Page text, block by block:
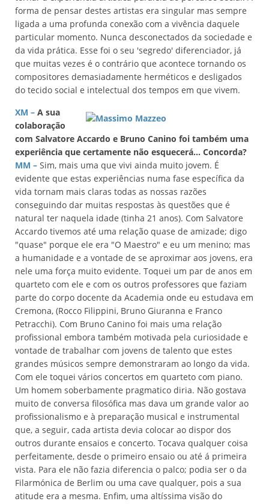
forma de pensar destes artistas era singular mas sempre
ligada a uma profunda conexão com a vivência daquele
particular momento. Nunca desconectados da sociedade e
da vida prática. Esse foi o seu 'segredo' diferenciador, já
que muitas vezes é o contrário que acontece tornando os
compositores demasiadamente herméticos e desligados
do tecido social e intelectual dos tempos em que vivem.
XM – A sua
colaboração
com Salvatore Accardo e Bruno Canino foi também uma
experiência que certamente não esquecerá... Concorda?
MM – Sim, mais uma que vivi ainda muito jovem. É
evidente que estas experiências numa fase específica da
vida tornam mais claras todas as nossas razões
conseguindo dar muitas respostas às questões que é
natural ter naquela idade (tinha 21 anos). Com Salvatore
Accardo tivemos até uma relação quase de amizade; digo
"quase" porque ele era "O Maestro" e eu um menino; mas
a humanidade e a vontade de se aproximar aos jovens, era
nele uma força muito evidente. Toquei um par de anos em
quarteto com ele e com os outros professores que faziam
parte do corpo docente da Academia onde eu estudava em
Cremona, (Rocco Filippini, Bruno Giuranna e Franco
Petracchi). Com Bruno Canino foi mais uma relação
profissional embora também motivada pela curiosidade e
vontade de trabalhar com jovens de talento que estes
grandes músicos sempre demonstraram ao longo da vida.
Com ele toquei vários concertos em quarteto com piano.
Um homem soberbamente pragmatico diria. Não gostava
muito de conversa filosófica mas dava um grande valor ao
profissionalismo e à preparação musical e instrumental
que, a seguir, cada artista devia colocar ao dispor dos
outros durante ensaios e concerto. Tocava qualquer coisa
perfeitamente, desde o primeiro ensaio ou até á primeira
vista. Para ele não fazia diferencia o palco; podia ser o da
Filarmónica de Berlim ou uma cave qualquer, pois a sua
atitude era a mesma. Enfim, uma altíssima visão do